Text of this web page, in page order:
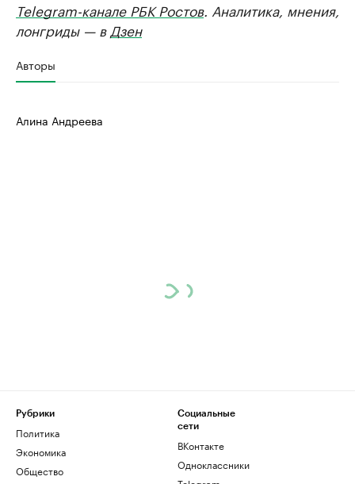
Telegram-канале РБК Ростов. Аналитика, мнения,
лонгриды — в Дзен
Авторы
Алина Андреева
Рубрики
Политика
Экономика
Общество
Социальные
сети
ВКонтакте
Одноклассники